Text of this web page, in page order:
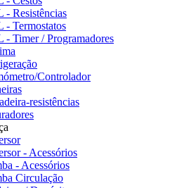
- Resistências
- Termostatos
- Timer / Programadores
Controlador
resistências
- Acessórios
- Acessórios
Circulação